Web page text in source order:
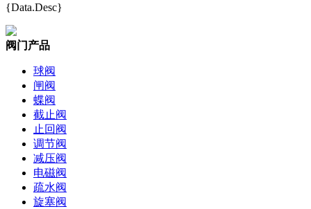
{Data.Desc}
阀门产品
球阀
闸阀
蝶阀
截止阀
止回阀
调节阀
减压阀
电磁阀
疏水阀
旋塞阀